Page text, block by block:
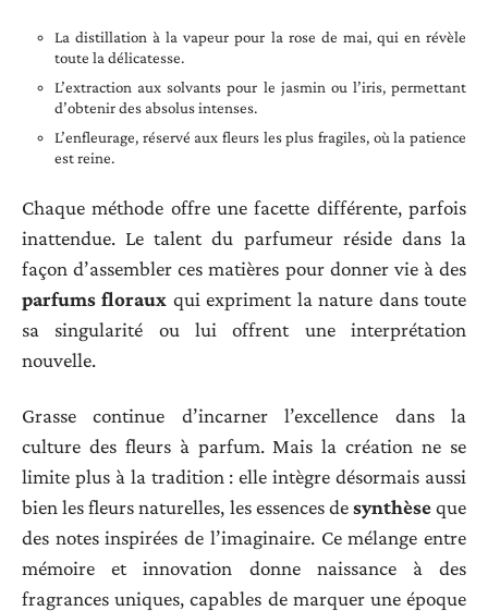
La distillation à la vapeur pour la rose de mai, qui en révèle
toute la délicatesse.
L’extraction aux solvants pour le jasmin ou l’iris, permettant
d’obtenir des absolus intenses.
L’enfleurage, réservé aux fleurs les plus fragiles, où la patience
est reine.
Chaque méthode offre une facette différente, parfois
inattendue. Le talent du parfumeur réside dans la
façon d’assembler ces matières pour donner vie à des
parfums floraux qui expriment la nature dans toute
sa singularité ou lui offrent une interprétation
nouvelle.
Grasse continue d’incarner l’excellence dans la
culture des fleurs à parfum. Mais la création ne se
limite plus à la tradition : elle intègre désormais aussi
bien les fleurs naturelles, les essences desynthèseque
des notes inspirées de l’imaginaire. Ce mélange entre
mémoire et innovation donne naissance à des
fragrances uniques, capables de marquer une époque